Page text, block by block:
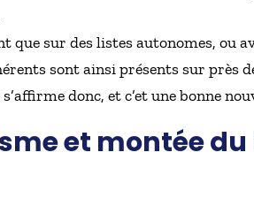
que sur des listes autonomes, ou
sont ainsi présents sur près
donc, et c’et une bonne
et montée